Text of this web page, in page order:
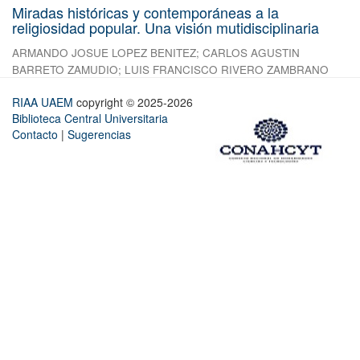
Miradas históricas y contemporáneas a la
religiosidad popular. Una visión mutidisciplinaria
ARMANDO JOSUE LOPEZ BENITEZ; CARLOS AGUSTIN
BARRETO ZAMUDIO; LUIS FRANCISCO RIVERO ZAMBRANO
RIAA UAEM copyright © 2025-2026
Biblioteca Central Universitaria
Contacto | Sugerencias